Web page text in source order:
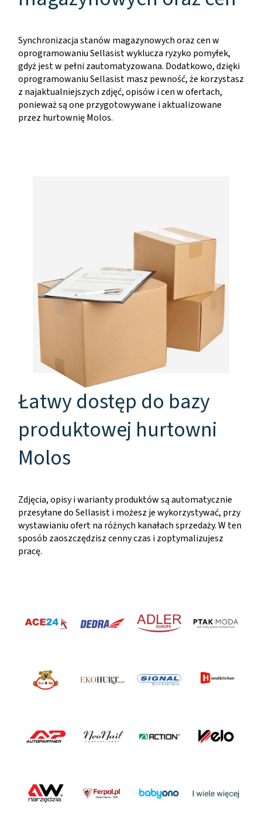
Synchronizacja stanów magazynowych oraz cen w
oprogramowaniu Sellasist wyklucza ryzyko pomyłek,
gdyż jest w pełni zautomatyzowana. Dodatkowo, dzięki
oprogramowaniu Sellasist masz pewność, że korzystasz
z najaktualniejszych zdjęć, opisów i cen w ofertach,
ponieważ są one przygotowywane i aktualizowane
przez hurtownię Molos.
Łatwy dostęp do bazy
produktowej hurtowni
Molos
Zdjęcia, opisy i warianty produktów są automatycznie
przesyłane do Sellasist i możesz je wykorzystywać, przy
wystawianiu ofert na różnych kanałach sprzedaży. W ten
sposób zaoszczędzisz cenny czas i zoptymalizujesz
pracę.